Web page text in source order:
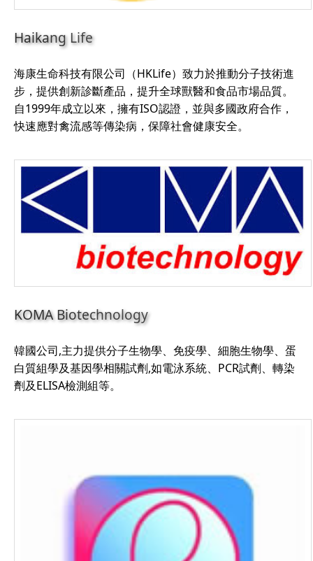
Haikang Life
海康生命科技有限公司（HKLife）致力於推動分子技術進
步，提供創新診斷產品，提升全球獸醫和食品市場品質。
自1999年成立以來，擁有ISO認證，並與多國政府合作，
快速應對禽流感等傳染病，保障社會健康安全。
KOMA Biotechnology
韓國公司,主力提供分子生物學、免疫學、細胞生物學、蛋
白質組學及基因學相關試劑,如電泳系統、PCR試劑、轉染
劑及ELISA檢測組等。